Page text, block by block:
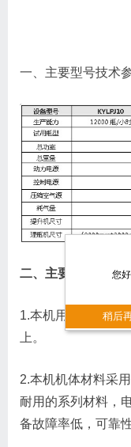
一、主要型号技术
二、主要结构及特点
1.本机用于将杂乱
上。
2.本机机体材料采
耐用的系列材料，
备故障率低，可靠
您
稍后